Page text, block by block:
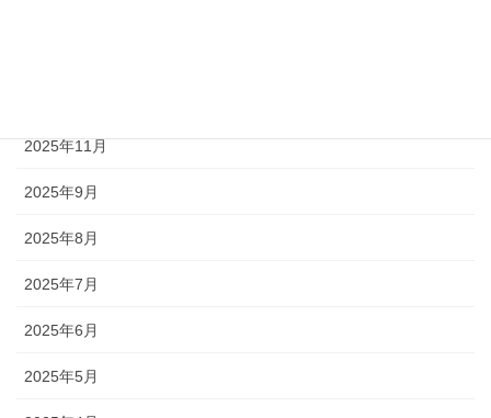
2025年11月
2025年9月
2025年8月
2025年7月
2025年6月
2025年5月